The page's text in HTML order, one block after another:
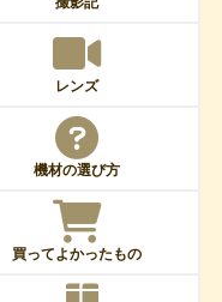
レンズ
機材の選び方
買ってよかったもの